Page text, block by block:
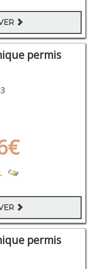
permis
permis